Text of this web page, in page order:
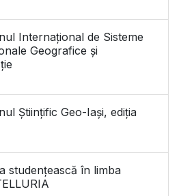
Internațional de Sisteme
Geografice și
Științific Geo-Iași, ediția
studențească în limba